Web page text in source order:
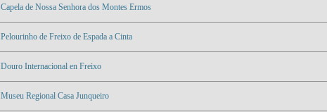
Capela de Nossa Senhora dos Montes Ermos
Pelourinho de Freixo de Espada a Cinta
Douro Internacional en Freixo
Museu Regional Casa Junqueiro